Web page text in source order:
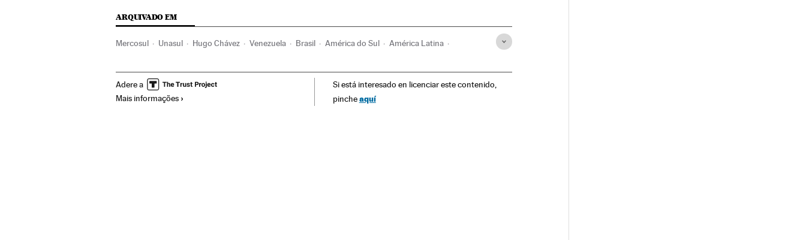
ARQUIVADO EM
Mercosul Unasul Hugo Chávez Venezuela Brasil América do Sul América Latina
Adere a
Mais informações
Si está interesado en licenciar este contenido,
pincheaquí